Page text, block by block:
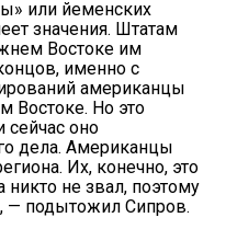
или йеменских
значения. Штатам
Востоке им
именно с
американцы
Востоке. Но это
сейчас оно
дела. Американцы
Их, конечно, это
никто не звал, поэтому
— подытожил Сипров.